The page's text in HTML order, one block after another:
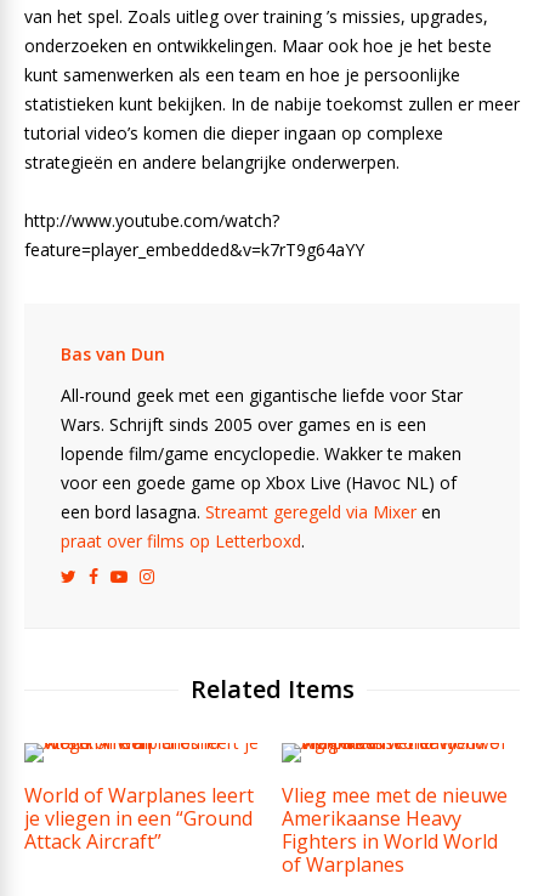
van het spel. Zoals uitleg over training ’s missies, upgrades,
onderzoeken en ontwikkelingen. Maar ook hoe je het beste
kunt samenwerken als een team en hoe je persoonlijke
statistieken kunt bekijken. In de nabije toekomst zullen er meer
tutorial video’s komen die dieper ingaan op complexe
strategieën en andere belangrijke onderwerpen.
http://www.youtube.com/watch?
feature=player_embedded&v=k7rT9g64aYY
Bas van Dun
All-round geek met een gigantische liefde voor Star
Wars. Schrijft sinds 2005 over games en is een
lopende film/game encyclopedie. Wakker te maken
voor een goede game op Xbox Live (Havoc NL) of
een bord lasagna. Streamt geregeld via Mixeren
praat over films op Letterboxd.
Related Items
World of Warplanes leert
je vliegen in een “Ground
Attack Aircraft”
Vlieg mee met de nieuwe
Amerikaanse Heavy
Fighters in World World
of Warplanes